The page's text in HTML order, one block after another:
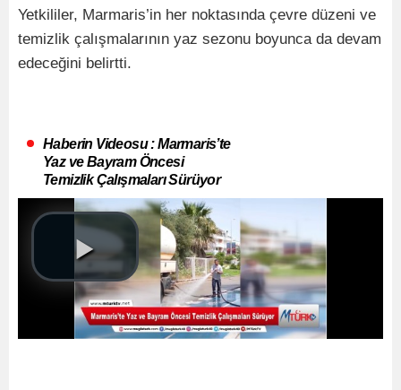
Yetkililer, Marmaris’in her noktasında çevre düzeni ve
temizlik çalışmalarının yaz sezonu boyunca da devam
edeceğini belirtti.
Haberin Videosu : Marmaris’te
Yaz ve Bayram Öncesi
Temizlik Çalışmaları Sürüyor